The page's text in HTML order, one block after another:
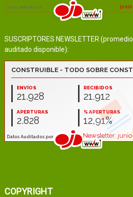
SUSCRIPTORES NEWSLETTER
auditado disponible):
COPYRIGHT